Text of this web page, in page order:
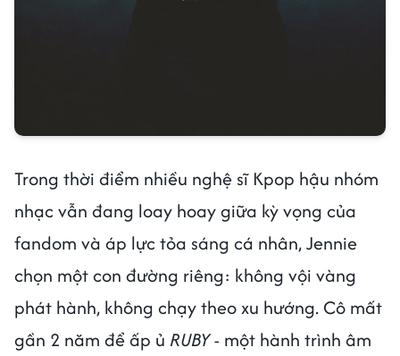
Trong thời điểm nhiều nghệ sĩ Kpop hậu nhóm
nhạc vẫn đang loay hoay giữa kỳ vọng của
fandom và áp lực tỏa sáng cá nhân, Jennie
chọn một con đường riêng: không vội vàng
phát hành, không chạy theo xu hướng. Cô mất
gần 2 năm để ấp ủ RUBY- một hành trình âm